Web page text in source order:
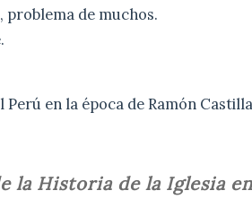
de muchos.
en la época de Ramón Castilla
la Historia de la Iglesia